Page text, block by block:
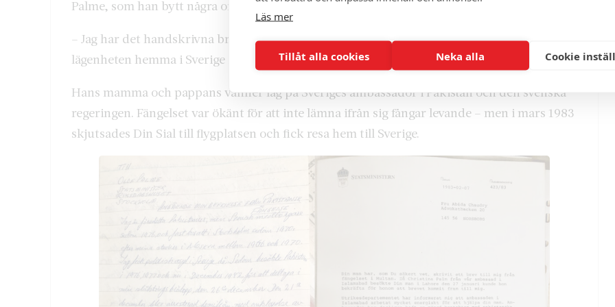
Läs mer
Tillåt alla cookies Neka alla Cookie
Palme, som han bytt några ord med vid en demonstration på Sergels torg.
– Jag har det handskrivna brevet hemma och även Olof Palmes svar, som självklart gick till
lägenheten hemma i Sverige inte till cellen i Pakistan, säger Danish Sial.
Hans mamma och pappans vänner låg på Sveriges ambassadör i Pakistan och den svenska
regeringen. Fängelset var ökänt för att inte lämna ifrån sig fångar levande – men i mars 1983
skjutsades Din Sial till flygplatsen och fick resa hem till Sverige.